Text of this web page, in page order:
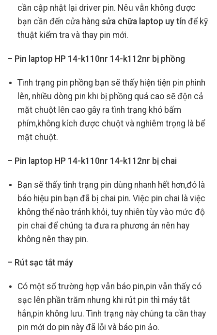
cần cập nhật lại driver pin. Nêu vẫn không được
bạn cần đến cửa hàng sửa chữa laptop uy tín để kỹ
thuật kiểm tra và thay pin mới.
– Pin laptop HP 14-k110nr 14-k112nr bị phồng
Tình trạng pin phồng bạn sẽ thấy hiện tiện pin phình
lên, nhiều dòng pin khi bị phồng quá cao sẽ độn cả
mặt chuột lên cao gây ra tình trạng khó bấm
phím,không kích được chuột và nghiêm trọng là bể
mặt chuột.
– Pin laptop HP 14-k110nr 14-k112nr bị chai
Bạn sẽ thấy tình trạng pin dùng nhanh hết hơn,đó là
báo hiệu pin bạn đã bị chai pin. Việc pin chai là việc
không thể nào tránh khỏi, tuy nhiên tùy vào mức độ
pin chai để chúng ta đưa ra phương án nên hay
không nên thay pin.
– Rút sạc tắt máy
Có một số trường hợp vẫn báo pin,pin vẫn thấy có
sạc lên phần trăm nhưng khi rút pin thì máy tắt
hẳn,pin không lưu. Tình trạng này chúng ta cần thay
pin mới do pin này đã lỗi và báo pin ảo.